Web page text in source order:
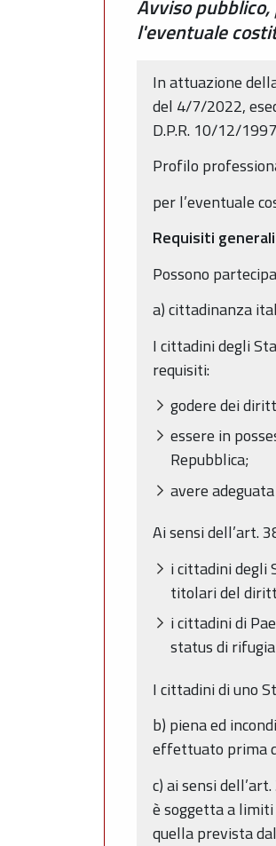
Avviso pubblico,
l'eventuale
In attuazione
del 4/7/2022,
D.P.R. 10/12/
Profilo
per l’eventuale
Requisiti
Possono
a) cittadinanza
I cittadini degli
requisiti:
godere dei
essere in
Repubblica;
avere
Ai sensi dell’art.
i cittadini degli
titolari del
i cittadini di
status di
I cittadini di uno
b) piena ed
effettuato prima
c) ai sensi
è soggetta a
quella prevista